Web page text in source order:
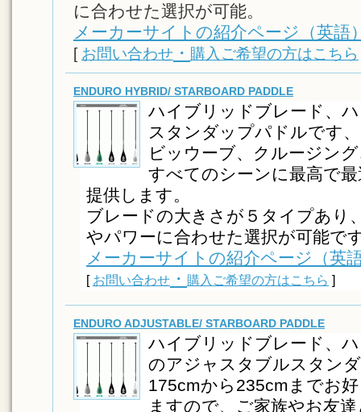
に合わせた選択が可能。
メーカーサイトの紹介ページ（英語
[ お問い合わせ ・ 購入ご希望の方はこちら
ENDURO HYBRID/ STARBOARD PADDLE
ハイブリッドブレード、
スタンダップパドルです
ビッウーブ、クルージン
すべてのシーンに最高で
提供します。
ブレードの大きさが５タイプあり
やパワーに合わせた選択が可能で
メーカーサイトの紹介ページ（英
[ お問い合わせ ・ 購入ご希望の方はこちら ]
ENDURO ADJUSTABLE/ STARBOARD PADDLE
ハイブリッドブレード、
のアジャスタブルスタン
175cmから235cmまでお
ますので、ご家族やお友